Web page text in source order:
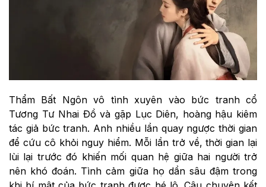
Thẩm Bất Ngôn vô tình xuyên vào bức tranh cổ
Tương Tư Nhai Đồ và gặp Lục Diên, hoàng hậu kiêm
tác giả bức tranh. Anh nhiều lần quay ngược thời gian
để cứu cô khỏi nguy hiểm. Mỗi lần trở về, thời gian lại
lùi lại trước đó khiến mối quan hệ giữa hai người trở
nên khó đoán. Tình cảm giữa họ dần sâu đậm trong